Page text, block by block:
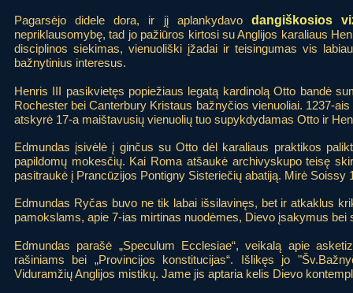
Pagarsėjo didele dora, ir jį aplankydavo dangiškosios
nepriklausomybę, tad jo pažiūros kirtosi su Anglijos karaliaus
disciplinos siekimas, vienuoliški įžadai ir teisingumas vis
bažnytinius interesus.
Henris III pasikvietęs popiežiaus legatą kardinolą Otto bandė
Rochester bei Canterbury Kristaus bažnyčios vienuoliai. 1237-
atskyrė 17-a maištavusių vienuolių tuo supykdydamas Otto ir
Edmundas įsivėlė į ginčus su Otto dėl karaliaus praktikos
papildomų mokesčių. Kai Roma atšaukė archivyskupo teisę
pasitraukė į Prancūzijos Pontigny Sisteriečių abatiją. Mirė Soissy
Edmundas Ryčas buvo ne tik labai išsilavinęs, bet ir atkaklus
pamokslams, apie 7-ias mirtinas nuodėmes, Dievo įsakymus
Edmundas parašė „Speculum Ecclesiae“, veikalą apie
rašiniams bei „Provincijos konstitucijas“. Išlikęs jo
Viduramžių Anglijos mistikų. Jame jis aptaria kelis Dievo